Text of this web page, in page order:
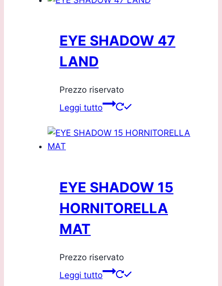
EYE SHADOW 47
LAND
Prezzo riservato
Leggi tutto
EYE SHADOW 15
HORNITORELLA
MAT
Prezzo riservato
Leggi tutto